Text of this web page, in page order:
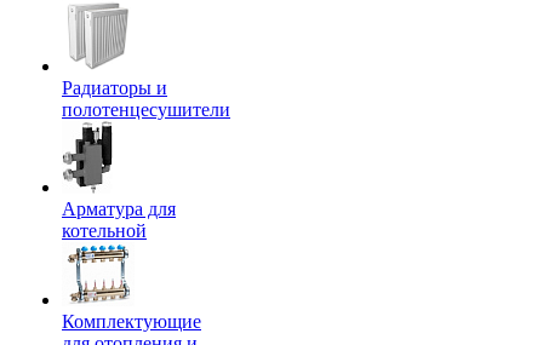
Радиаторы и
полотенцесушители
Арматура для
котельной
Комплектующие